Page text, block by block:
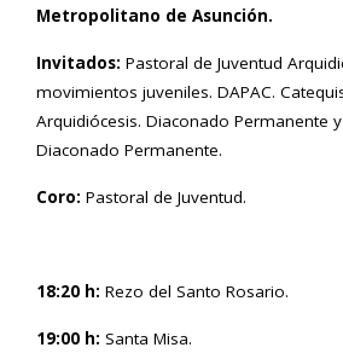
Metropolitano de Asunción.
Invitados: Pastoral de Juventud
movimientos juveniles. DAPAC.
Arquidiócesis. Diaconado Permanente
Diaconado Permanente.
Coro: Pastoral de Juventud.
18:20 h: Rezo del Santo Rosario.
19:00 h: Santa Misa.